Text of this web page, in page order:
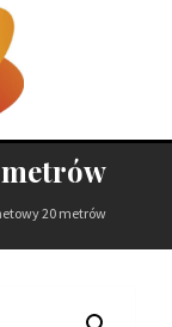
20 metrów